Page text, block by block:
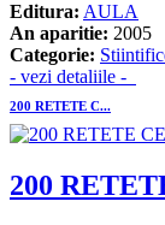
Editura: AULA
An aparitie: 2005
Categorie:
- vezi detaliile -
200 RETETE C...
200